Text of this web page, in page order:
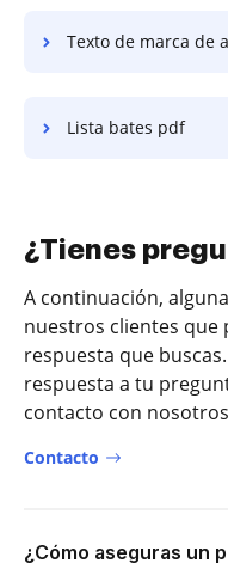
Texto de marca de agua
Lista bates pdf
¿Tienes
A continuación,
nuestros clientes
respuesta que
respuesta a tu
contacto con
Contacto
¿Cómo aseguras un